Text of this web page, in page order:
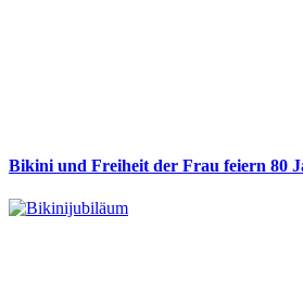
Bikini und Freiheit der Frau feiern 80